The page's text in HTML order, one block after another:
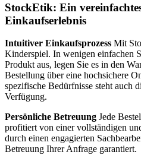
StockEtik: Ein
Einkaufserlebnis
Intuitiver Einkaufsprozess Mit
Kinderspiel. In wenigen einfachen
Produkt aus, legen Sie es in den
Bestellung über eine hochsichere
spezifische Bedürfnisse steht auch
Verfügung.
Persönliche Betreuung Jede
profitiert von einer vollständigen
durch einen engagierten
Betreuung Ihrer Anfrage garantiert.